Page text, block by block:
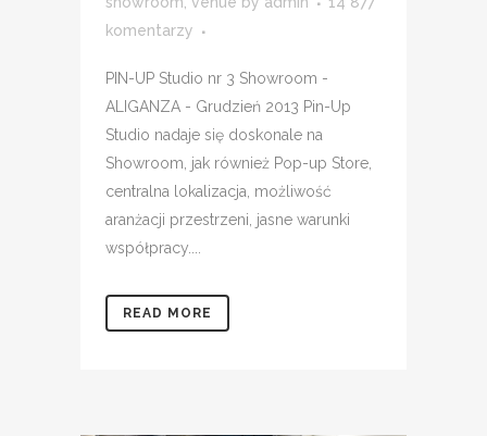
komentarzy
PIN-UP Studio nr 3 Showroom -
ALIGANZA - Grudzień 2013 Pin-Up
Studio nadaje się doskonale na
Showroom, jak również Pop-up Store,
centralna lokalizacja, możliwość
aranżacji przestrzeni, jasne warunki
współpracy....
READ MORE